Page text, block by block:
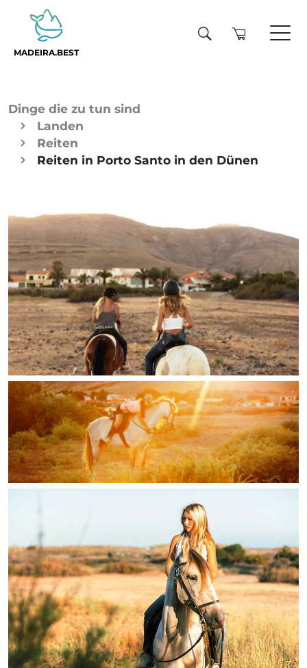
MADEIRA.BEST
Dinge die zu tun sind
Landen
Reiten
Reiten in Porto Santo in den Dünen